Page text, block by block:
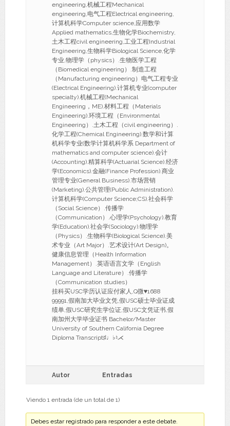
engineering,机械工程Mechanical
engineering,电气工程Electrical engineering,
计算机科学Computer science,应用数学
Applied mathematics,生物化学Biochemistry,
土木工程civil engineering,工业工程Industrial
Engineering,生物科学Biological Science,化学
专业,物理学（physics）.生物医学工程
（Biomedical engineering）.制造工程
（Manufacturing engineering）电气工程专业
(Electrical Engineering).计算机专业(computer
specialty).机械工程(Mechanical
Engineering，ME).材料工程（Materials
Engineering).环境工程（Environmental
Engineering）.土木工程（civil engineering）.
化学工程(Chemical Engineering).数学和计算
机科学专业(数学计算机科学系 Department of
mathematics and computer science).会计
(Accounting).精算科学(Actuarial Science).经济
学(Economics).金融(Finance Profession).商业
管理专业(General Business).市场营销
(Marketing).公共管理(Public Administration).
计算机科学(Computer Science;CS).社会科学
（Social Science）.传播学
（Communication）.心理学(Psychology).教育
学(Education).社会学(Sociology).物理学
（Physics）.生物科学(Biological Science).美
术专业（Art Major）.艺术设计(Art Design)。
健康信息管理（Health Information
Management）.英语语言文学（English
Language and Literature）.传播学
（Communication studies）
挂科买USC学历认证应付家人,Q微♥1688
99991,假南加大毕业文凭,假USC硕士毕业证成
绩单,假USC研究生学位证,假USC文凭证书,假
南加州大学毕业证书 Bachelor/Master
University of Southern California Degree
Diploma Transcript♯♩♭♮⋌
Autor Entradas
Viendo 1 entrada (de un total de 1)
Debes estar registrado para responder a este debate.